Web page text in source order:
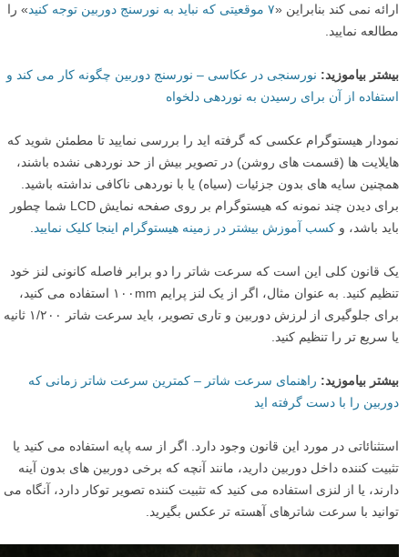
ارائه نمی کند بنابراین «۷ موقعیتی که نباید به نورسنج دوربین توجه کنید
» را
مطالعه نمایید.
بیشتر بیاموزید: نورسنجی در عکاسی – نورسنج دوربین چگونه کار می کند و
استفاده از آن برای رسیدن به نوردهی دلخواه
نمودار هیستوگرام عکسی که گرفته اید را بررسی نمایید تا مطمئن شوید که
هایلایت ها (قسمت های روشن) در تصویر بیش از حد نوردهی نشده باشند،
همچنین سایه های بدون جزئیات (سیاه) یا با نوردهی ناکافی نداشته باشید.
برای دیدن چند نمونه که هیستوگرام بر روی صفحه نمایش LCD شما چطور
باید باشد، و کسب آموزش بیشتر در زمینه هیستوگرام اینجا کلیک نمایید
یک قانون کلی این است که سرعت شاتر را دو برابر فاصله کانونی لنز خود
تنظیم کنید. به عنوان مثال، اگر از یک لنز پرایم ۱۰۰mm استفاده می کنید،
برای جلوگیری از لرزش دوربین و تاری تصویر، باید سرعت شاتر ۱/۲۰۰ ثانیه
یا سریع تر را تنظیم کنید.
بیشتر بیاموزید: راهنمای سرعت شاتر – کمترین سرعت شاتر زمانی که
دوربین را با دست گرفته اید
استثنائاتی در مورد این قانون وجود دارد. اگر از سه پایه استفاده می کنید یا
تثبیت کننده داخل دوربین دارید، مانند آنچه که برخی دوربین های بدون آینه
دارند، یا از لنزی استفاده می کنید که تثبیت کننده تصویر توکار دارد، آنگاه می
توانید با سرعت شاترهای آهسته تر عکس بگیرید.